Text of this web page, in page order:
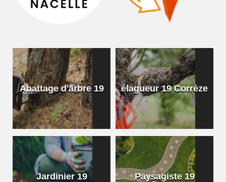
Abattage d'arbre 19 élagueur 19 Corrèze
Jardinier 19 Paysagiste 19